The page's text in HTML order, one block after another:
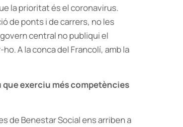
la prioritat és el coronavirus.
de ponts i de carrers, no les
central no publiqui el
A la conca del Francolí, amb la
que exerciu més competències
de Benestar Social ens arriben a